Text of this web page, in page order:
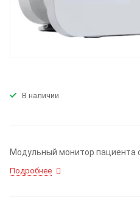
В наличии
Модульный монитор пациента
Подробнее